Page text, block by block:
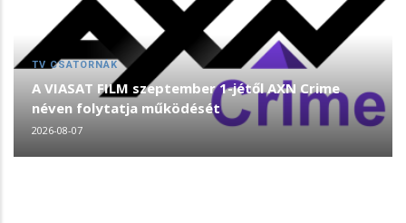
TV CSATORNÁK
A VIASAT FILM szeptember 1-jétől AXN Crime
néven folytatja működését
2026-08-07